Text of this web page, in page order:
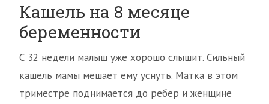
Кашель на 8 месяце
беременности
С 32 недели малыш уже хорошо слышит. Сильный
кашель мамы мешает ему уснуть. Матка в этом
триместре поднимается до ребер и женщине